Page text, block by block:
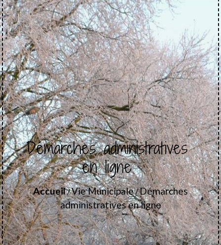
Démarches administratives
en ligne
Accueil/Vie Municipale/Démarches
administratives en ligne